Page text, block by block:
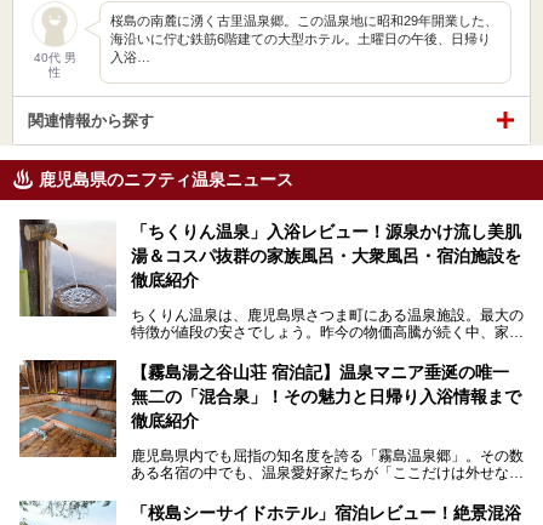
40代 男
性
桜島の南麓に湧く古里温泉郷。この温泉地に昭和29年開業した、
海沿いに佇む鉄筋6階建ての大型ホテル。土曜日の午後、日帰り
入浴…
関連情報から探す
鹿児島県のニフティ温泉ニュース
「ちくりん温泉」入浴レビュー！源泉かけ流し美肌
湯＆コスパ抜群の家族風呂・大衆風呂・宿泊施設を
徹底紹介
ちくりん温泉は、鹿児島県さつま町にある温泉施設。最大の
特徴が値段の安さでしょう。昨今の物価高騰が続く中、家族
4,000円～、と驚くべき価格を維持。
さらに、源泉100％かけ流しのツルツル美肌湯を堪能できる
点にも注目すべき。30年以上全国の温泉を巡った筆者の経
験上、穴場中の穴場と言っても決して過言ではありません。
今回は「ちくりん温泉」の家族風呂・大衆風呂・宿泊施設に
ついて、徹底レビューします！
【霧島湯之谷山荘 宿泊記】温泉マニア垂涎の唯一
無二の「混合泉」！その魅力と日帰り入浴情報まで
徹底紹介
鹿児島県内でも屈指の知名度を誇る「霧島温泉郷」。その数
ある名宿の中でも、温泉愛好家たちが「ここだけは外せな
山荘）」です。
「桜島シーサイドホテル」宿泊レビュー！絶景混浴